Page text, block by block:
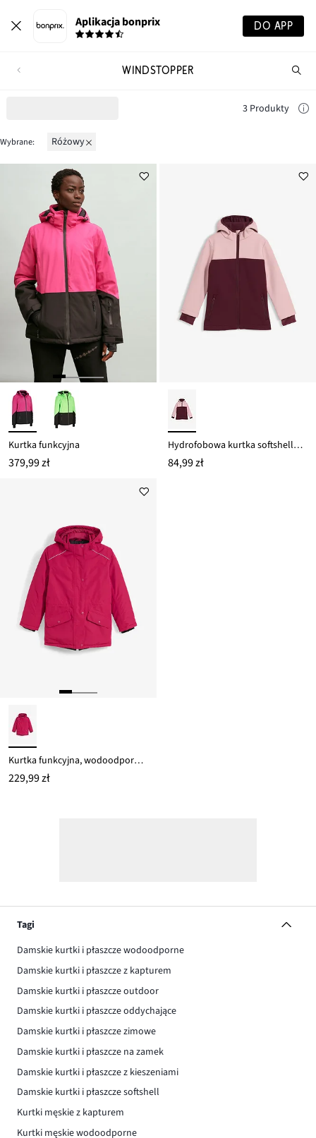
Aplikacja bonprix DO APP
WINDSTOPPER
3 Produkty
Wybrane: różowy
Kurtka funkcyjna
379,99 zł
Hydrofobowa kurtka softshellowa z ocieplaniem
84,99 zł
Kurtka funkcyjna, wodoodporna z odpinanym kapturem i odblaskowaymi detalami
229,99 zł
Tagi
Damskie kurtki i płaszcze wodoodporne
Damskie kurtki i płaszcze z kapturem
Damskie kurtki i płaszcze outdoor
Damskie kurtki i płaszcze oddychające
Damskie kurtki i płaszcze zimowe
Damskie kurtki i płaszcze na zamek
Damskie kurtki i płaszcze z kieszeniami
Damskie kurtki i płaszcze softshell
Kurtki męskie z kapturem
Kurtki męskie wodoodporne